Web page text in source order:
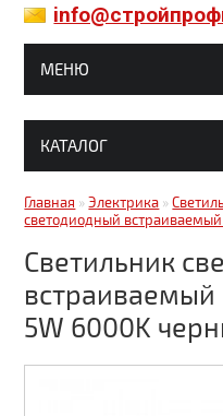
МЕНЮ
ГЛАВНАЯ
СТАТЬИ
ДОСТАВКА И ОПЛАТА
КОНТАКТЫ
КАТАЛОГ
Гипсокартон,
Краски, грунтовки, клея
Металлочерепица
Главная »Электрика »
светодиодный
Светильник
встраиваемый
5W 6000K